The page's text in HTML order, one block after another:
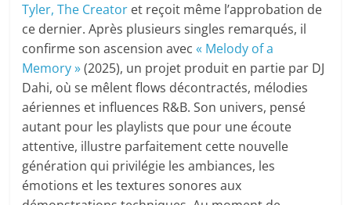
Tyler, The Creator et reçoit même l’approbation de
ce dernier. Après plusieurs singles remarqués, il
confirme son ascension avec« Melody of a
Memory »(2025), un projet produit en partie par DJ
Dahi, où se mêlent flows décontractés, mélodies
aériennes et influences R&B. Son univers, pensé
autant pour les playlists que pour une écoute
attentive, illustre parfaitement cette nouvelle
génération qui privilégie les ambiances, les
émotions et les textures sonores aux